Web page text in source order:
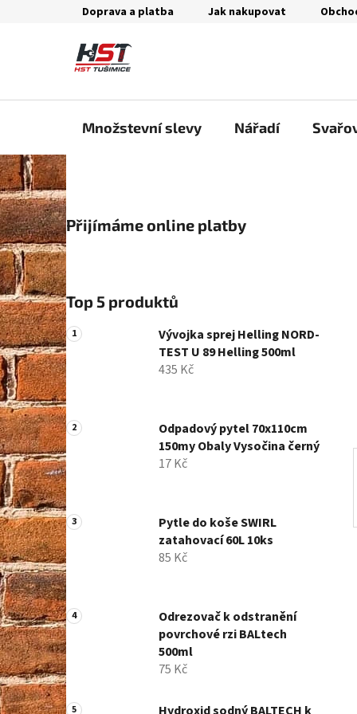
Doprava a platba Jak nakupovat
Množstevní slevy Nářadí
P
o
s
t
r
a
n
n
í
p
a
n
e
l
Přijímáme online platby
Top 5 produktů
Vývojka sprej Helling NORD-
TEST U 89 Helling 500ml
435 Kč
Odpadový pytel 70x110cm
150my Obaly Vysočina černý
17 Kč
Pytle do koše SWIRL
zatahovací 60L 10ks
85 Kč
Odrezovač k odstranění
povrchové rzi BALtech
500ml
75 Kč